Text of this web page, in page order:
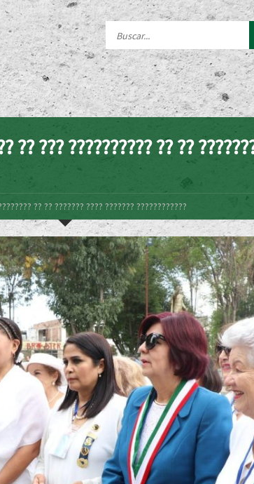
?? ??? ?????????? ?? ??
?? ?? ??????? ???? ??????? ????????????